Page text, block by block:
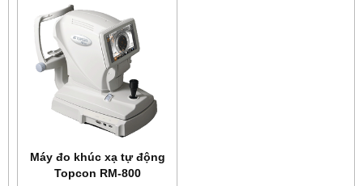
Máy đo khúc xạ tự động
Topcon RM-800